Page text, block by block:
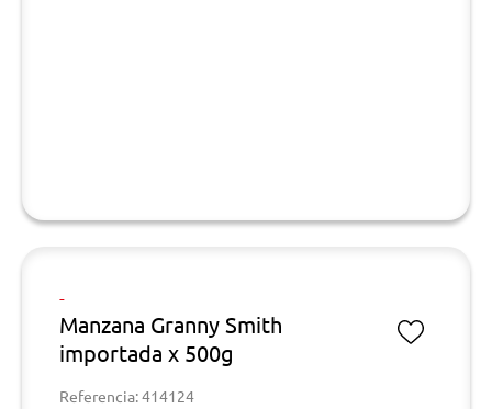
-
Manzana Granny Smith
importada x 500g
Referencia: 414124